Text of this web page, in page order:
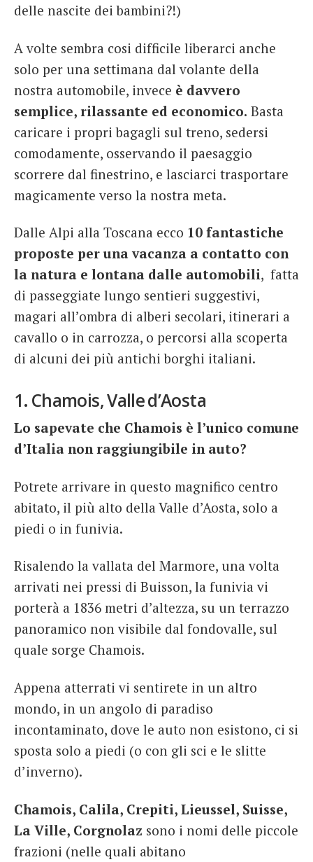
delle nascite dei bambini?!)
A volte sembra cosi difficile liberarci anche
solo per una settimana dal volante della
nostra automobile, invece è davvero
semplice, rilassante ed economico. Basta
caricare i propri bagagli sul treno, sedersi
comodamente, osservando il paesaggio
scorrere dal finestrino, e lasciarci trasportare
magicamente verso la nostra meta.
Dalle Alpi alla Toscana ecco 10 fantastiche
proposte per una vacanza a contatto con
la natura e lontana dalle automobili, fatta
di passeggiate lungo sentieri suggestivi,
magari all’ombra di alberi secolari, itinerari a
cavallo o in carrozza, o percorsi alla scoperta
di alcuni dei più antichi borghi italiani.
1. Chamois, Valle d’Aosta
Lo sapevate che Chamois è l’unico comune
d’Italia non raggiungibile in auto?
Potrete arrivare in questo magnifico centro
abitato, il più alto della Valle d’Aosta, solo a
piedi o in funivia.
Risalendo la vallata del Marmore, una volta
arrivati nei pressi di Buisson, la funivia vi
porterà a 1836 metri d’altezza, su un terrazzo
panoramico non visibile dal fondovalle, sul
quale sorge Chamois.
Appena atterrati vi sentirete in un altro
mondo, in un angolo di paradiso
incontaminato, dove le auto non esistono, ci si
sposta solo a piedi (o con gli sci e le slitte
d’inverno).
Chamois, Calila, Crepiti, Lieussel, Suisse,
La Ville, Corgnolaz sono i nomi delle piccole
frazioni (nelle quali abitano